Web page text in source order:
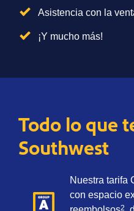
Asistencia con la
¡Y mucho más!
Todo lo que
Southwest
Nuestra tarifa
con espacio
2